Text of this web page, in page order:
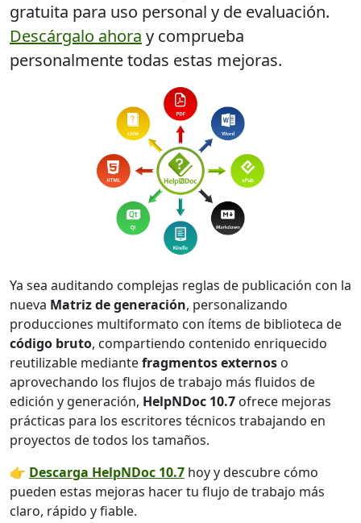
gratuita para uso personal y de evaluación.
Descárgalo ahora y comprueba
personalmente todas estas mejoras.
Ya sea auditando complejas reglas de publicación con la
nueva Matriz de generación, personalizando
producciones multiformato con ítems de biblioteca de
código bruto, compartiendo contenido enriquecido
reutilizable mediantefragmentos externos o
aprovechando los flujos de trabajo más fluidos de
edición y generación, HelpNDoc 10.7 ofrece mejoras
prácticas para los escritores técnicos trabajando en
proyectos de todos los tamaños.
👉 Descarga HelpNDoc 10.7 hoy y descubre cómo
pueden estas mejoras hacer tu flujo de trabajo más
claro, rápido y fiable.